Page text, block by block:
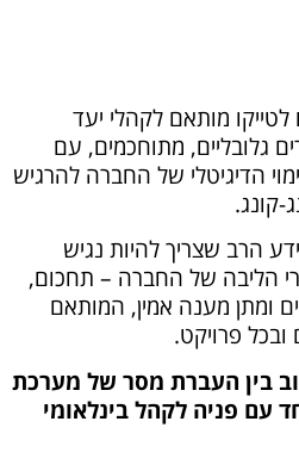
מותאם לקהלי יעד
גלובליים, מתוחכמים, עם
הדיגיטלי של החברה להרגיש
קונג.
הרב שצריך להיות נגיש
הליבה של החברה – תחכום,
ומתן מענה אמין, המותאם
פרויקט.
בין העברת מסר של מערכת
עם פניה לקהל בינלאומי